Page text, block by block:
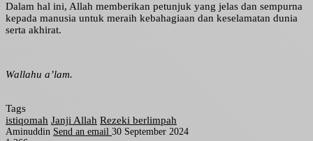
Dalam hal ini, Allah memberikan petunjuk yang jelas dan sempurna
kepada manusia untuk meraih kebahagiaan dan keselamatan dunia
serta akhirat.
Wallahu a’lam.
Tags
istiqomah Janji Allah Rezeki berlimpah
Aminuddin Send an email 30 September 2024